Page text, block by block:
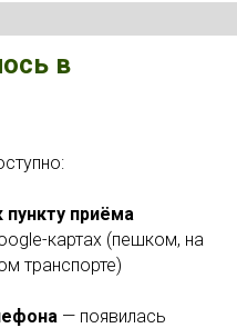
в
приёма
картах (пешком, на
транспорте)
— появилась